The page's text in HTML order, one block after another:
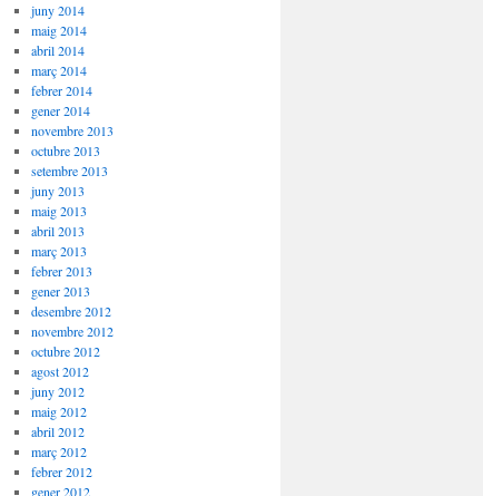
juny 2014
maig 2014
abril 2014
març 2014
febrer 2014
gener 2014
novembre 2013
octubre 2013
setembre 2013
juny 2013
maig 2013
abril 2013
març 2013
febrer 2013
gener 2013
desembre 2012
novembre 2012
octubre 2012
agost 2012
juny 2012
maig 2012
abril 2012
març 2012
febrer 2012
gener 2012